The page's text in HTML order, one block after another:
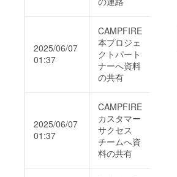
2025/06/07
01:37
CAMPFIRE
本プロジェ
クトパート
ナーへ資料
の共有
2025/06/07
01:37
CAMPFIRE
カスタマー
サクセス
チームへ資
料の共有